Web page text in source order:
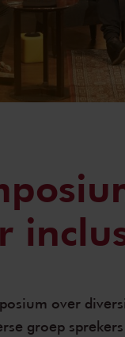
over
groep